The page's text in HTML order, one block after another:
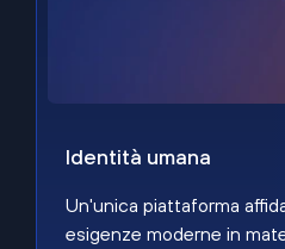
Identità umana
Un'unica piattaforma
esigenze moderne in